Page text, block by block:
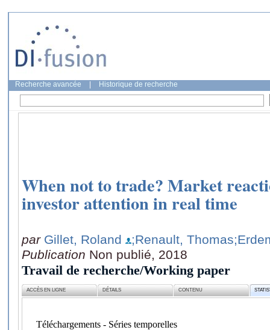
Recherche avancée Historique de recherche
When not to trade? Market
investor attention in real time
par Gillet, Roland ;Renault, Thomas
Publication Non publié, 2018
Travail de recherche/Working paper
ACCÈS EN LIGNE DÉTAILS CONTENU